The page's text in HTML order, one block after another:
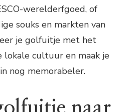
werelderfgoed, of
souks en markten van
je golfuitje met het
lokale cultuur en maak je
nog memorabeler.